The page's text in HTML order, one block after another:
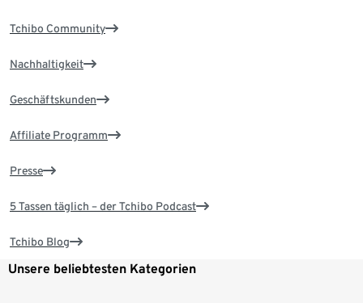
Tchibo Community
Nachhaltigkeit
Geschäftskunden
Affiliate Programm
Presse
5 Tassen täglich – der Tchibo Podcast
Tchibo Blog
Unsere beliebtesten Kategorien